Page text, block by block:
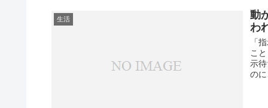
生活
動
わ
「
こ
示
の